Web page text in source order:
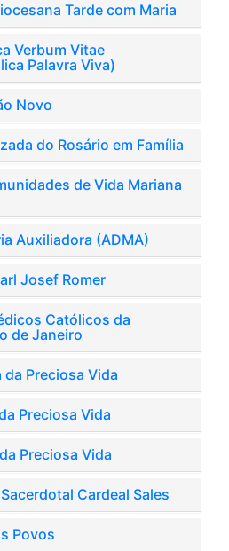
Tarde com Maria
Verbum Vitae
Palavra Viva)
Novo
do Rosário em Família
de Vida Mariana
Auxiliadora (ADMA)
Josef Romer
Católicos da
de Janeiro
Preciosa Vida
Preciosa Vida
Preciosa Vida
Cardeal Sales
Povos